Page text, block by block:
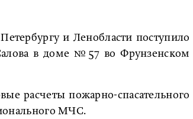
и Ленобласти поступило
в доме №57 во Фрунзенском
расчеты пожарно-спасательного
МЧС.